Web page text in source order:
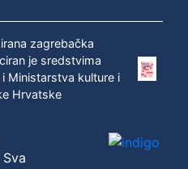
zagrebačka
je sredstvima
Ministarstva kulture i
Hrvatske